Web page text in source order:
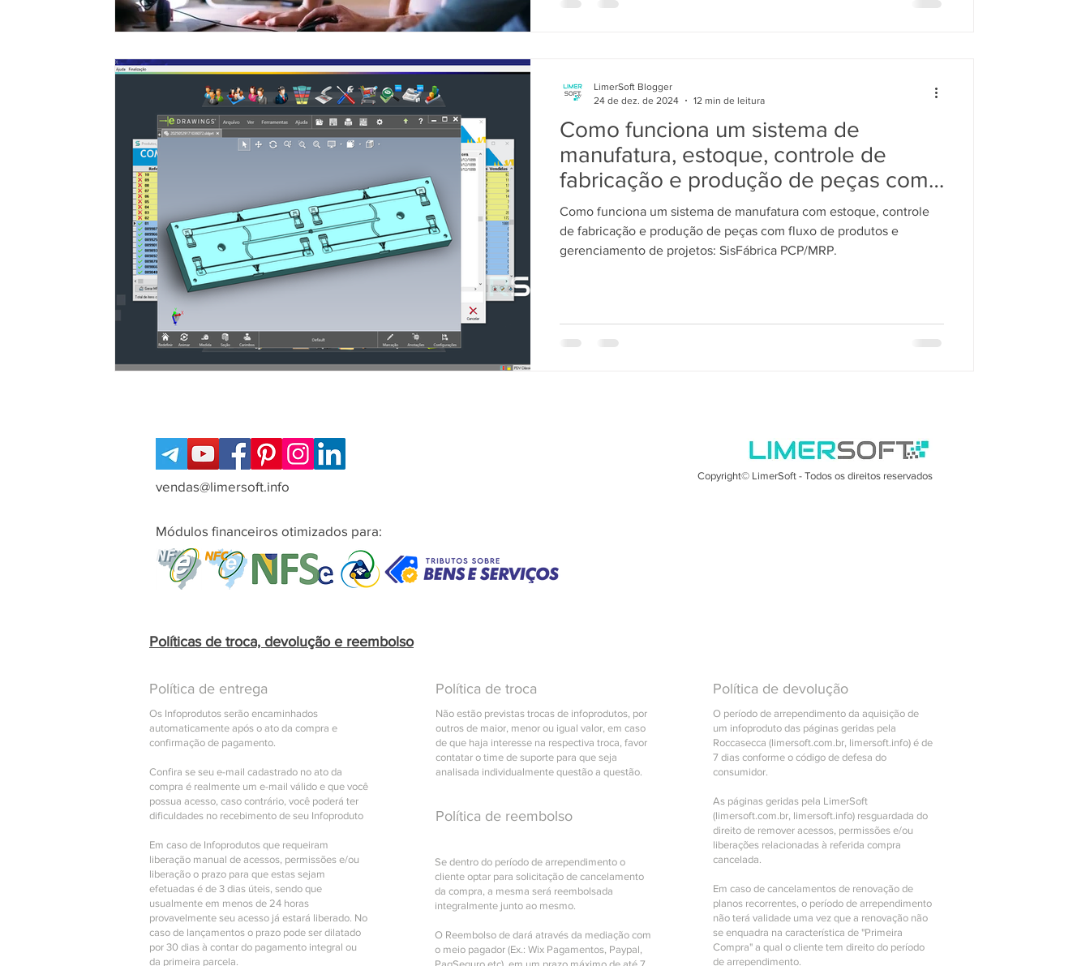
Como funciona um sistema de
manufatura, estoque, controle de
fabricação e produção de peças com
fluxo de produtos e gerenciamento de
projetos: SisFábrica Manufatura
PCP/MRP.
Como funciona um sistema de manufatura com estoque, controle
de fabricação e produção de peças com fluxo de produtos e
gerenciamento de projetos: SisFábrica PCP/MRP.
LimerSoft Blogger
24 de dez. de 2024
12 min de leitura
vendas@limersoft.info
Copyright© LimerSoft - Todos os direitos reservados
Módulos financeiros otimizados para:
Políticas de troca, devolução e reembolso
Política de entrega
Os Infoprodutos serão encaminhados
automaticamente após o ato da compra e
confirmação de pagamento.
Confira se seu e-mail cadastrado no ato da
compra é realmente um e-mail válido e que você
possua acesso, caso contrário, você poderá ter
dificuldades no recebimento de seu Infoproduto
Em caso de Infoprodutos que requeiram
liberação manual de acessos, permissões e/ou
liberação o prazo para que estas sejam
efetuadas é de 3 dias úteis, sendo que
usualmente em menos de 24 horas
provavelmente seu acesso já estará liberado. No
caso de lançamentos o prazo pode ser dilatado
por 30 dias à contar do pagamento integral ou
da primeira parcela.
Política de troca
Não estão previstas trocas de infoprodutos, por
outros de maior, menor ou igual valor, em caso
de que haja interesse na respectiva troca, favor
contatar o time de suporte para que seja
analisada individualmente questão a questão.
Política de reembolso
Se dentro do período de arrependimento o
cliente optar para solicitação de cancelamento
da compra, a mesma será reembolsada
integralmente junto ao mesmo.
O Reembolso de dará através da mediação com
o meio pagador (Ex.: Wix Pagamentos, Paypal,
Política de devolução
O período de arrependimento da aquisição de
um infoproduto das páginas geridas pela
Roccasecca (limersoft.com.br, limersoft.info) é de
7 dias conforme o código de defesa do
consumidor.
As páginas geridas pela LimerSoft
(limersoft.com.br, limersoft.info) resguardada do
direito de remover acessos, permissões e/ou
liberações relacionadas à referida compra
cancelada.
Em caso de cancelamentos de renovação de
planos recorrentes, o período de arrependimento
não terá validade uma vez que a renovação não
se enquadra na característica de "Primeira
Compra" a qual o cliente tem direito do período
de arrependimento.